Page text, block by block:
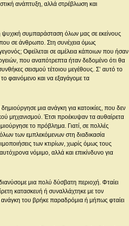
ανάπτυξη, αλλά στρέβλωση και
ψυχική συμπαράσταση όλων μας σε εκείνους
σε άνθρωπο. Στη συνέχεια όμως
Οφείλεται σε αμέλεια κάποιων που ήσαν
που αναπότρεπτα ήταν δεδομένο ότι θα
σεισμού τέτοιου μεγέθους. Σ’ αυτό το
φαινόμενο και να εξαγάγομε τα
μια ανάγκη για κατοικίες, που δεν
μηχανισμού. Έτσι προέκυψαν τα αυθαίρετα
το πρόβλημα. Γιατί, σε πολλές
των εμπλεκόμενων στη διαδικασία
των κτιρίων, χωρίς όμως τους
νόμιμο, αλλά και επικίνδυνο για
μια πολύ δύσβατη περιοχή. Φταίει
κατασκευή ή συναλλάχτηκε με τον
ανάγκη του βρήκε παραδρόμια ή μήπως φταίει